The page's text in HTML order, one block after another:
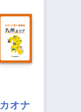
カオナ